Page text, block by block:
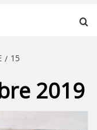
15
2019